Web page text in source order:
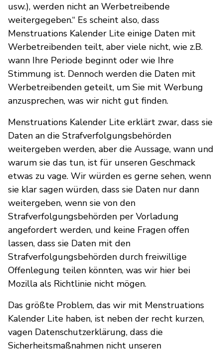
usw.), werden nicht an Werbetreibende
weitergegeben.“ Es scheint also, dass
Menstruations Kalender Lite einige Daten mit
Werbetreibenden teilt, aber viele nicht, wie z.B.
wann Ihre Periode beginnt oder wie Ihre
Stimmung ist. Dennoch werden die Daten mit
Werbetreibenden geteilt, um Sie mit Werbung
anzusprechen, was wir nicht gut finden.
Menstruations Kalender Lite erklärt zwar, dass sie
Daten an die Strafverfolgungsbehörden
weitergeben werden, aber die Aussage, wann und
warum sie das tun, ist für unseren Geschmack
etwas zu vage. Wir würden es gerne sehen, wenn
sie klar sagen würden, dass sie Daten nur dann
weitergeben, wenn sie von den
Strafverfolgungsbehörden per Vorladung
angefordert werden, und keine Fragen offen
lassen, dass sie Daten mit den
Strafverfolgungsbehörden durch freiwillige
Offenlegung teilen könnten, was wir hier bei
Mozilla als Richtlinie nicht mögen.
Das größte Problem, das wir mit Menstruations
Kalender Lite haben, ist neben der recht kurzen,
vagen Datenschutzerklärung, dass die
Sicherheitsmaßnahmen nicht unseren